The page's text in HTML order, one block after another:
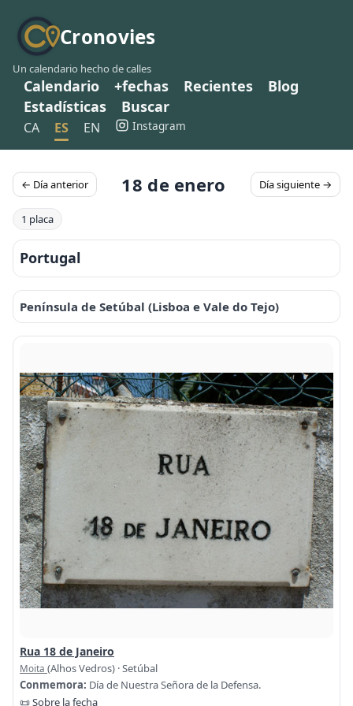
Cronovies
Un calendario hecho de calles
Calendario +fechas Recientes
Blog
Estadísticas
Buscar
CA ES EN Instagram
← Día anterior 18 de enero Día siguiente →
1 placa
Portugal
Península de Setúbal (Lisboa e Vale do Tejo)
Rua 18 de Janeiro
Moita (Alhos Vedros) · Setúbal
Conmemora: Día de Nuestra Señora de la Defensa.
📜 Sobre la fecha